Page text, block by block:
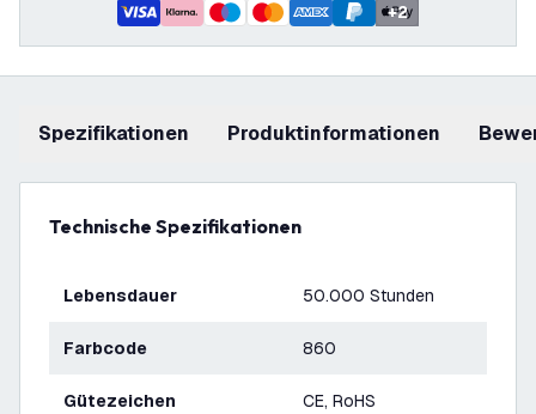
+2
Spezifikationen Produktinformationen
Technische Spezifikationen
Lebensdauer 50.000 Stunden
Farbcode 860
Gütezeichen CE, RoHS